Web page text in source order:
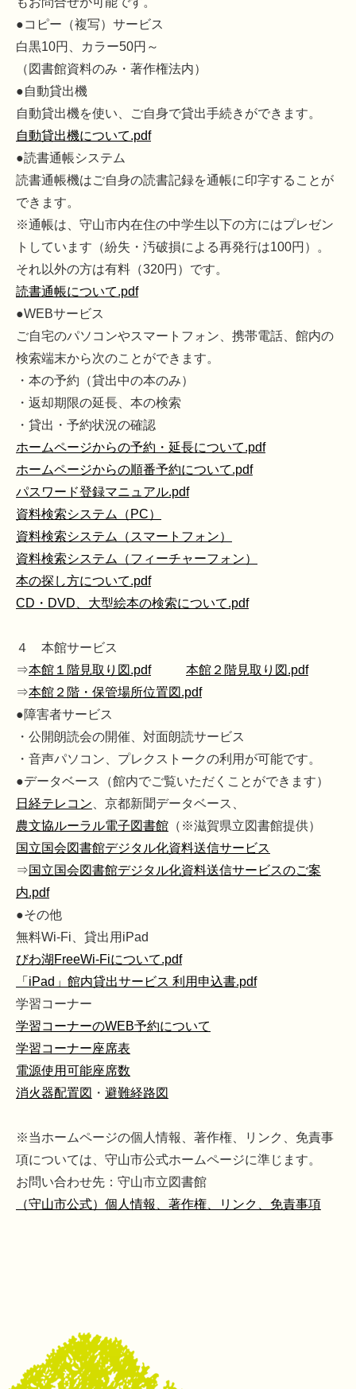
●コピー（複写）サービス
白黒10円、カラー50円～
（図書館資料のみ・著作権法内）
●自動貸出機
自動貸出機を使い、ご自身で貸出手続きができます。
自動貸出機について.pdf
●読書通帳システム
読書通帳機はご自身の読書記録を通帳に印字することが
できます。
※通帳は、守山市内在住の中学生以下の方にはプレゼン
トしています（紛失・汚破損による再発行は100円）。
それ以外の方は有料（320円）です。
読書通帳について.pdf
●WEBサービス
ご自宅のパソコンやスマートフォン、携帯電話、館内の
検索端末から次のことができます。
・本の予約（貸出中の本のみ）
・返却期限の延長、本の検索
・貸出・予約状況の確認
ホームページからの予約・延長について.pdf
ホームページからの順番予約について.pdf
パスワード登録マニュアル.pdf
資料検索システム（PC）
資料検索システム（スマートフォン）
資料検索システム（フィーチャーフォン）
本の探し方について.pdf
CD・DVD、大型絵本の検索について.pdf
４ 本館サービス
⇒本館１階見取り図.pdf
本館２階見取り図.pdf
⇒本館２階・保管場所位置図.pdf
●障害者サービス
・公開朗読会の開催、対面朗読サービス
・音声パソコン、プレクストークの利用が可能です。
●データベース（館内でご覧いただくことができます）
日経テレコン、京都新聞データベース、
農文協ルーラル電子図書館 （※滋賀県立図書館提供）
国立国会図書館デジタル化資料送信サービス
⇒ 国立国会図書館デジタル化資料送信サービスのご案
内.pdf
●その他
無料Wi-Fi、貸出用iPad
びわ湖FreeWi-Fiについて.pdf
「iPad」館内貸出サービス 利用申込書.pdf
学習コーナー
学習コーナーのWEB予約について
学習コーナー座席表
電源使用可能座席数
消火器配置図 ・ 避難経路図
※当ホームページの個人情報、著作権、リンク、免責事
項については、守山市公式ホームページに準じます。
お問い合わせ先：守山市立図書館
（守山市公式）個人情報、著作権、リンク、免責事項